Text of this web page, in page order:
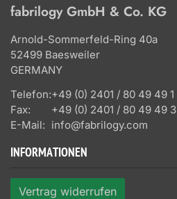
fabrilogy GmbH & Co. KG
Arnold-Sommerfeld-Ring 40a
52499 Baesweiler
GERMANY
Telefon:+49 (0) 2401 / 80 49 49 1
Fax:
+49 (0) 2401 / 80 49 49 3
E-Mail: info@fabrilogy.com
INFORMATIONEN
Vertrag widerrufen